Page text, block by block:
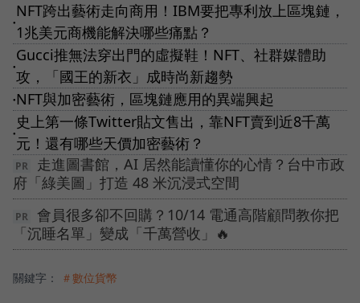
●
NFT跨出藝術走向商用！IBM要把專利放上區塊鏈，
1兆美元商機能解決哪些痛點？
●
Gucci推無法穿出門的虛擬鞋！NFT、社群媒體助
攻，「國王的新衣」成時尚新趨勢
● NFT與加密藝術，區塊鏈應用的異端興起
●
史上第一條Twitter貼文售出，靠NFT賣到近8千萬
元！還有哪些天價加密藝術？
走進圖書館，AI 居然能讀懂你的心情？台中市政
府「綠美圖」打造 48 米沉浸式空間
會員很多卻不回購？10/14 電通高階顧問教你把
「沉睡名單」變成「千萬營收」🔥
關鍵字： ＃數位貨幣